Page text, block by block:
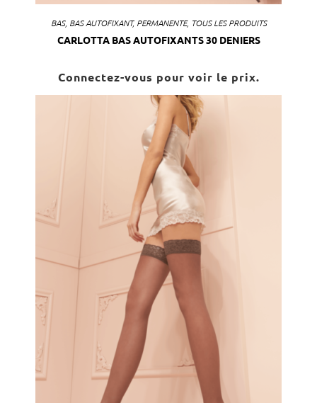
BAS, BAS AUTOFIXANT, PERMANENTE, TOUS LES PRODUITS
CARLOTTA BAS AUTOFIXANTS 30 DENIERS
Connectez-vous pour voir le prix.